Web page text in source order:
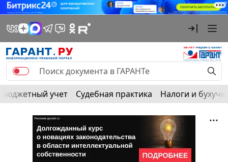
Бюджетный учет Судебная практика Налоги и